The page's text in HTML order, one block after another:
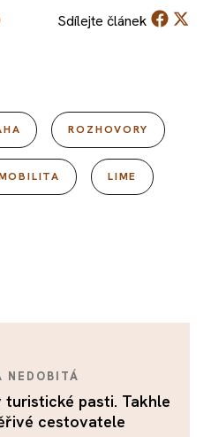
Sdílejte článek
ROZHOVORY
LIME
NEDOBITÁ
turistické pasti. Takhle
cestovatele